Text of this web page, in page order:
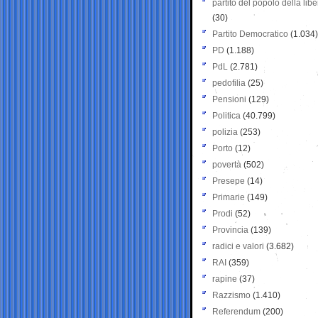
partito del popolo della
(30)
Partito Democratico (1.034)
PD (1.188)
PdL (2.781)
pedofilia (25)
Pensioni (129)
Politica (40.799)
polizia (253)
Porto (12)
povertà (502)
Presepe (14)
Primarie (149)
Prodi (52)
Provincia (139)
radici e valori (3.682)
RAI (359)
rapine (37)
Razzismo (1.410)
Referendum (200)